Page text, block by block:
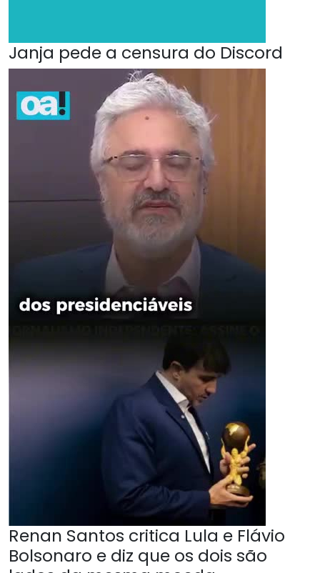
Janja pede a censura do Discord
Renan Santos critica Lula e Flávio
Bolsonaro e diz que os dois são